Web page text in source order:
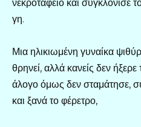
νεκροταφείο και συγκλόνισε
γη.
Μια ηλικιωμένη γυναίκα
θρηνεί, αλλά κανείς δεν
άλογο όμως δεν σταμάτησε,
και ξανά το φέρετρο,